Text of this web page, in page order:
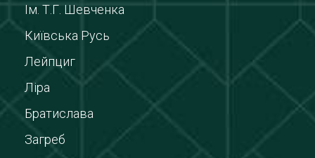
Ім. Т.Г. Шевченка
Київська Русь
Лейпциг
Ліра
Братислава
Загреб